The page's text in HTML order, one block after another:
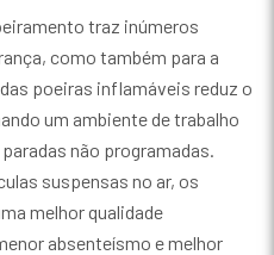
traz inúmeros
como também para a
poeiras inflamáveis reduz o
um ambiente de trabalho
não programadas.
suspensas no ar, os
melhor qualidade
absenteísmo e melhor